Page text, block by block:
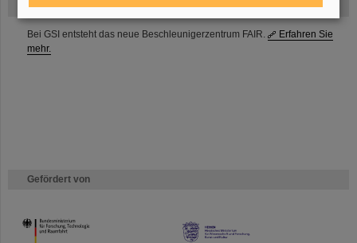
FAIR
Bei GSI entsteht das neue Beschleunigerzentrum FAIR.
Erfahren Sie
mehr.
Gefördert von
HMWK